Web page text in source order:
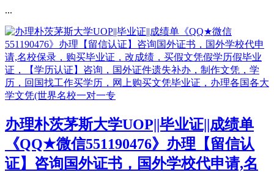
...
办理朴茨茅斯大学UOP||毕业证||成绩单
《QQ★微信551190476》办理【留信认
证】咨询国外证书，国外学校代申请,名